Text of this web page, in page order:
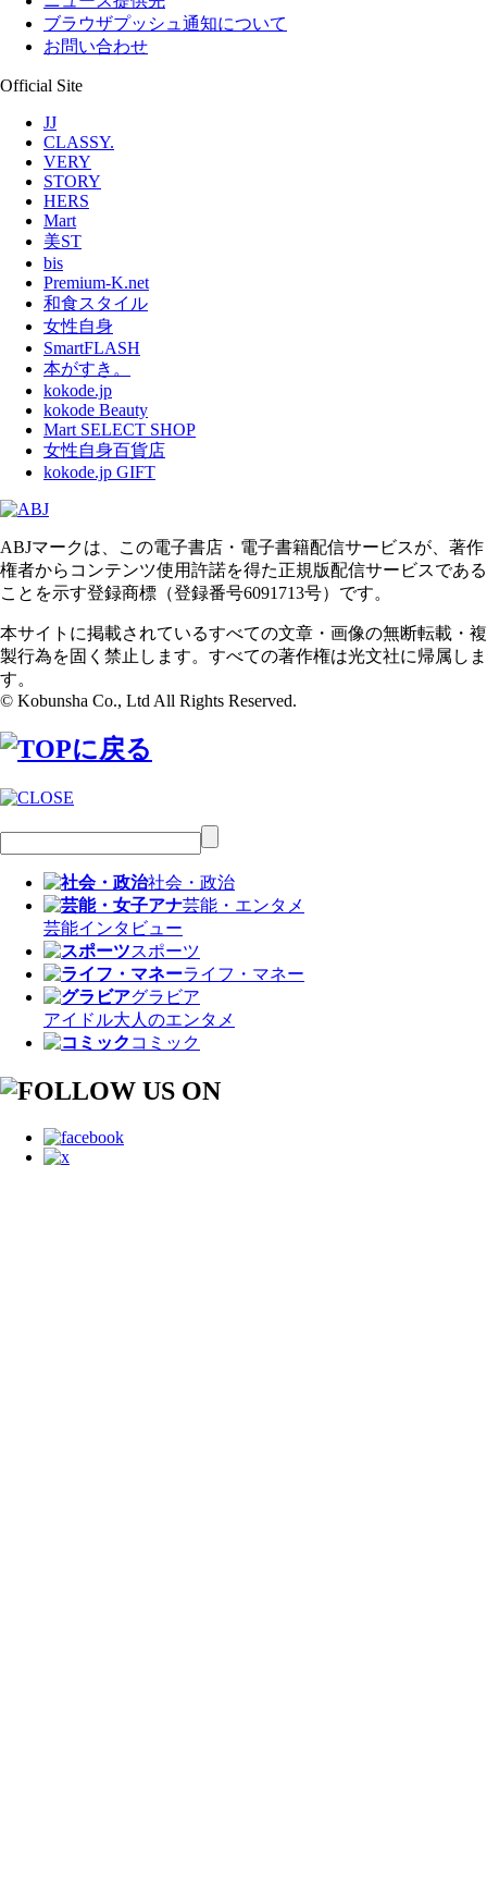
ブラウザプッシュ通知について
お問い合わせ
Official Site
JJ
CLASSY.
VERY
STORY
HERS
Mart
美ST
bis
Premium-K.net
和食スタイル
女性自身
SmartFLASH
本がすき。
kokode.jp
kokode Beauty
Mart SELECT SHOP
女性自身百貨店
kokode.jp GIFT
ABJマークは、この電子書店・電子書籍配信サービスが、著作
権者からコンテンツ使用許諾を得た正規版配信サービスである
ことを示す登録商標（登録番号6091713号）です。
本サイトに掲載されているすべての文章・画像の無断転載・複
製行為を固く禁止します。すべての著作権は光文社に帰属しま
す。
© Kobunsha Co., Ltd All Rights Reserved.
社会・政治
芸能・エンタメ
芸能インタビュー
スポーツ
ライフ・マネー
グラビア
アイドル大人のエンタメ
コミック